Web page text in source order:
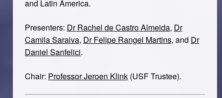
and Latin America.
Presenters: Dr Rachel de Castro Almeida, Dr
Camila Saraiva, Dr Felipe Rangel Martins, and Dr
Daniel Sanfelici.
Chair: Professor Jeroen Klink(USF Trustee).